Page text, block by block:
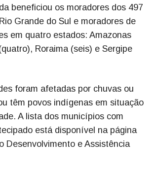
beneficiou os moradores dos 497
Grande do Sul e moradores de
em quatro estados: Amazonas
Roraima (seis) e Sergipe
foram afetadas por chuvas ou
têm povos indígenas em situação
A lista dos municípios com
está disponível na página
Desenvolvimento e Assistência